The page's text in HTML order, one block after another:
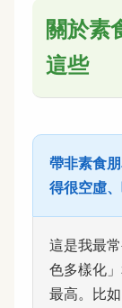
關於素
這些
帶非素食
得很空虛
這是我最
色多樣化
最高。比